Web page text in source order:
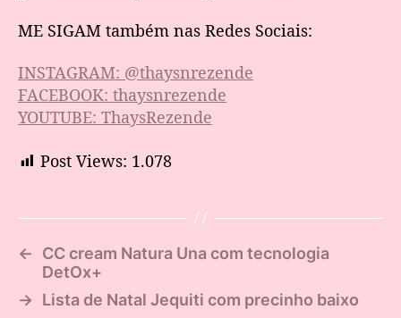
ME SIGAM também nas Redes Sociais:
INSTAGRAM: @thaysnrezende
FACEBOOK: thaysnrezende
YOUTUBE: ThaysRezende
Post Views: 1.078
←
CC cream Natura Una com tecnologia
DetOx+
→
Lista de Natal Jequiti com precinho baixo